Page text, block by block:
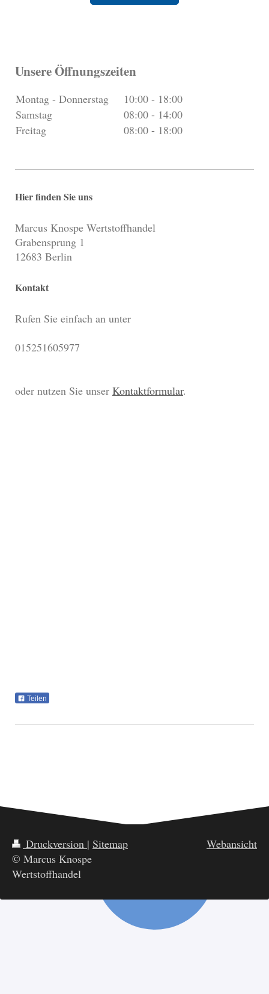
Unsere Öffnungszeiten
Montag - Donnerstag 10:00 - 18:00
Samstag
08:00 - 14:00
Freitag
08:00 - 18:00
Hier finden Sie uns
Marcus Knospe Wertstoffhandel
Grabensprung 1
12683 Berlin
Kontakt
Rufen Sie einfach an unter
015251605977
oder nutzen Sie unser Kontaktformular.
Teilen
Druckversion | Sitemap
© Marcus Knospe
Wertstoffhandel
Webansicht